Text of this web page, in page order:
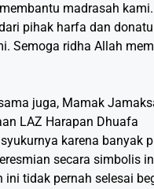
madrasah
pihak harfa dan
Semoga ridha Allah
juga, Mamak
LAZ Harapan Dhuafa
karena banyak
secara simbolis
ini tidak pernah selesai